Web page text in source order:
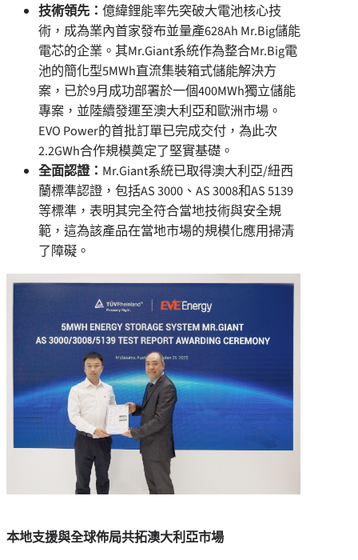
技術領先： 億緯鋰能率先突破大電池核心技
術，成為業內首家發布並量產628Ah Mr.Big儲能
電芯的企業。其Mr.Giant系統作為整合Mr.Big電
池的簡化型5MWh直流集裝箱式儲能解決方
案，已於9月成功部署於一個400MWh獨立儲能
專案，並陸續發運至澳大利亞和歐洲市場。
EVO Power的首批訂單已完成交付，為此次
2.2GWh合作規模奠定了堅實基礎。
全面認證： Mr.Giant系統已取得澳大利亞/紐西
蘭標準認證，包括AS 3000、AS 3008和AS 5139
等標準，表明其完全符合當地技術與安全規
範，這為該產品在當地市場的規模化應用掃清
了障礙。
本地支援與全球佈局共拓澳大利亞市場